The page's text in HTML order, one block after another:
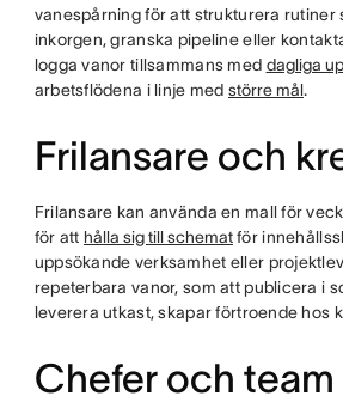
vanespårning för att strukturera rutiner
inkorgen, granska pipeline eller
logga vanor tillsammans med dagliga
arbetsflödena i linje med större mål.
Frilansare och
Frilansare kan använda en mall för
för att hålla sig till schematför
uppsökande verksamhet eller
repeterbara vanor, som att publicera i
leverera utkast, skapar förtroende hos
Chefer och team